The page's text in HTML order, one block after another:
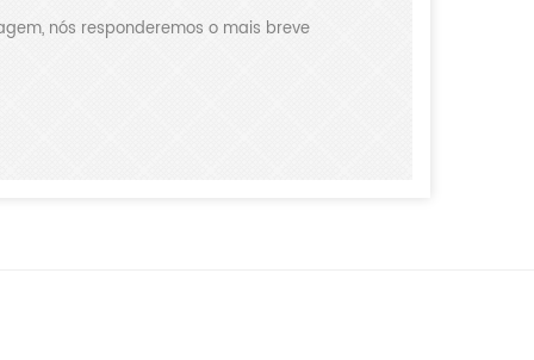
nós responderemos o mais breve